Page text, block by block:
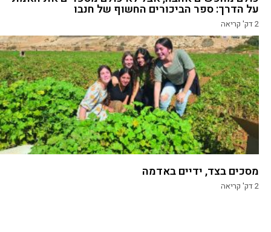
על הדרך: ספר הביכורים החשוף של חנבו
2דק' קריאה
מסכים בצד, ידיים באדמה
2דק' קריאה